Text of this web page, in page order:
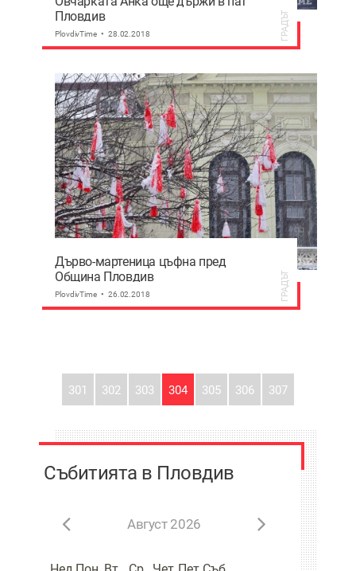
Пловдив
PlovdivTime 28.02.2018 ГРАДЪТ
Дърво-мартеница цъфна пред
Община Пловдив
PlovdivTime 26.02.2018 ГРАДЪТ
301 302 303 304 305 306 307
Събитията в Пловдив
Август 2026